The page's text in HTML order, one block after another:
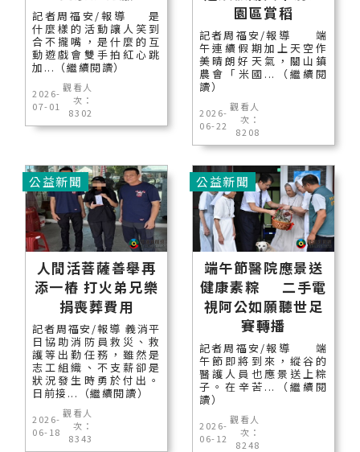
記者周福安/報導 是
什麼樣的活動讓人笑到
合不攏嘴，是什麼的互
動遊戲會雙手拍紅心跳
加...（繼續閱讀）
2026-
07-01
觀看人
次：
8302
園區賞稻
記者周福安/報導 端
午連續假期加上天空作
美晴朗好天氣，關山鎮
農會「米國...（繼續閱
讀）
2026-
06-22
觀看人
次：
8208
人間活菩薩善舉再
添一樁 打火弟兄樂
捐喪葬費用
記者周福安/報導 義消平
日協助消防員救災、救
護等出勤任務，雖然是
志工組織、不支薪卻是
狀況發生時勇於付出。
日前接...（繼續閱讀）
2026-
06-18
觀看人
次：
8343
公益新聞
端午節醫院應景送
健康素粽 二手電
視阿公如願聽世足
賽轉播
記者周福安/報導 端
午節即將到來，縱谷的
醫護人員也應景送上粽
子。在辛苦...（繼續閱
讀）
2026-
06-12
觀看人
次：
8248
公益新聞